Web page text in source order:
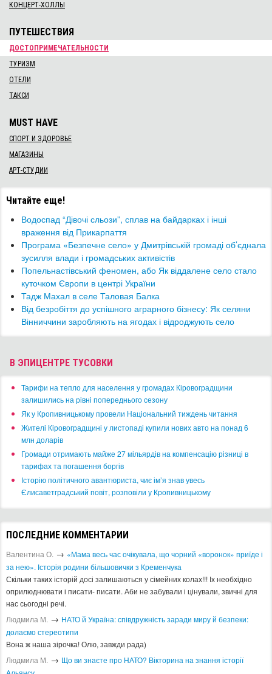
КОНЦЕРТ-ХОЛЛЫ
ПУТЕШЕСТВИЯ
ДОСТОПРИМЕЧАТЕЛЬНОСТИ
ТУРИЗМ
ОТЕЛИ
ТАКСИ
MUST HAVE
СПОРТ И ЗДОРОВЬЕ
МАГАЗИНЫ
АРТ-СТУДИИ
Читайте еще!
​Водоспад “Дівочі сльози”, сплав на байдарках і інші
враження від Прикарпаття
​Програма «Безпечне село» у Дмитрівській громаді об’єднала
зусилля влади і громадських активістів
​Попельнастівський феномен, або Як віддалене село стало
куточком Європи в центрі України
Тадж Махал в селе Таловая Балка
​Від безробіття до успішного аграрного бізнесу: Як селяни
Вінниччини заробляють на ягодах і відроджують село
В ЭПИЦЕНТРЕ ТУСОВКИ
​Тарифи на тепло для населення у громадах Кіровоградщини
залишились на рівні попереднього сезону
​Як у Кропивницькому провели Національний тиждень читання
​Жителі Кіровоградщині у листопаді купили нових авто на понад 6
млн доларів
​Громади отримають майже 27 мільярдів на компенсацію різниці в
тарифах та погашення боргів
Історію політичного авантюриста, чиє ім’я знав увесь
Єлисаветградський повіт, розповіли у Кропивницькому
ПОСЛЕДНИЕ КОММЕНТАРИИ
Валентина О. → «Мама весь час очікувала, що чорний «воронок» приїде і
за нею». Історія родини більшовички з Кременчука
Скільки таких історій досі залишаються у сімейних колах!!! Іх необхідно
оприлюднювати і писати- писати. Аби не забували і цінували, звичні для
нас сьогодні речі.
Людмила М. → ​НАТО й Україна: співдружність заради миру й безпеки:
долаємо стереотипи
Вона ж наша зірочка! Олю, завжди рада)
Людмила М. → Що ви знаєте про НАТО? Вікторина на знання історії